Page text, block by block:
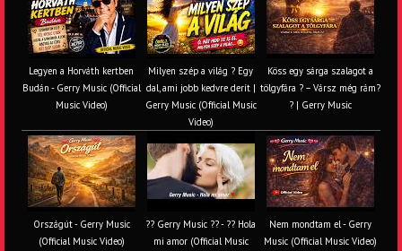
Legyen a Horváth kertben
Budán - Gerry Music (Official
Music Video)
Milyen szép a világ ? Egy
dal, ami jobb kedvre derít |
Gerry Music (Official Music
Video)
Köss egy sárga szalagot a
tölgyfára ?️ – Vársz még rám?
? | Gerry Music
Országút - Gerry Music
(Official Music Video)
?? Gerry Music ?? - ?? Hola
mi amor (Official Music
Nem mondtam el - Gerry
Music (Official Music Video)